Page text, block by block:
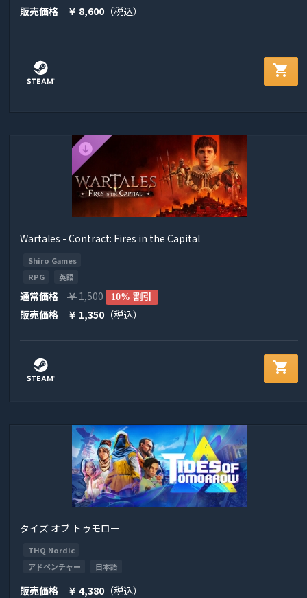
販売価格 ￥ 8,600 （税込）
shopping_cart
Wartales - Contract: Fires in the Capital
Shiro Games
RPG
英語
通常価格 ￥1,500 10% 割引
販売価格 ￥ 1,350 （税込）
shopping_cart
タイズ オブ トゥモロー
THQ Nordic
アドベンチャー
日本語
販売価格 ￥ 4,380 （税込）